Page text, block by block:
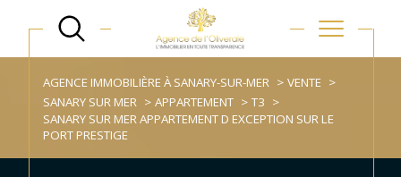
AGENCE IMMOBILIÈRE À SANARY-SUR-MER
VENTE
SANARY SUR MER
APPARTEMENT
T3
SANARY SUR MER APPARTEMENT D EXCEPTION SUR LE
PORT PRESTIGE